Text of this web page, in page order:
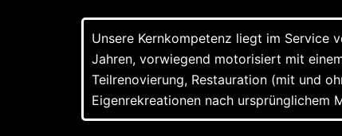
Unsere Kernkompetenz liegt im Service
Jahren, vorwiegend motorisiert mit
Teilrenovierung, Restauration (mit und
Eigenrekreationen nach ursprünglichem